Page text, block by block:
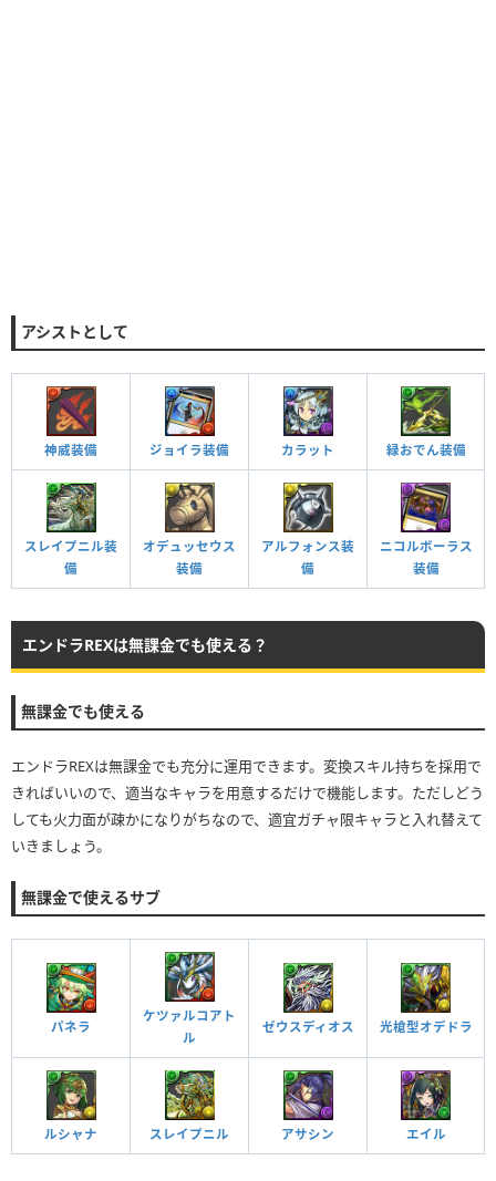
アシストとして
神威装備 ジョイラ装備 カラット 緑おでん装備
スレイプニル装
備
オデュッセウス
装備
アルフォンス装
備
ニコルボーラス
装備
エンドラREXは無課金でも使える？
無課金でも使える
エンドラREXは無課金でも充分に運用できます。変換スキル持ちを採用で
きればいいので、適当なキャラを用意するだけで機能します。ただしどう
しても火力面が疎かになりがちなので、適宜ガチャ限キャラと入れ替えて
いきましょう。
無課金で使えるサブ
パネラ
ケツァルコアト
ル
ゼウスディオス 光槍型オデドラ
ルシャナ スレイプニル アサシン エイル